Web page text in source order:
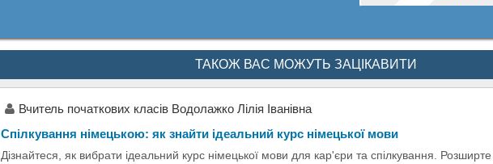
ТАКОЖ ВАС МОЖУТЬ ЗАЦІКАВИТИ
Вчитель початкових класів Водолажко Лілія Іванівна
Спілкування німецькою: як знайти ідеальний курс німецької мови
Дізнайтеся, як вибрати ідеальний курс німецької мови для кар'єри та спілкування. Розширте